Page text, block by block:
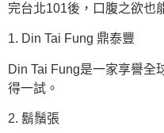
完台北101後，口腹之欲也
1. Din Tai Fung 鼎泰豐
Din Tai Fung是一家享譽全
得一試。
2. 鬍鬚張